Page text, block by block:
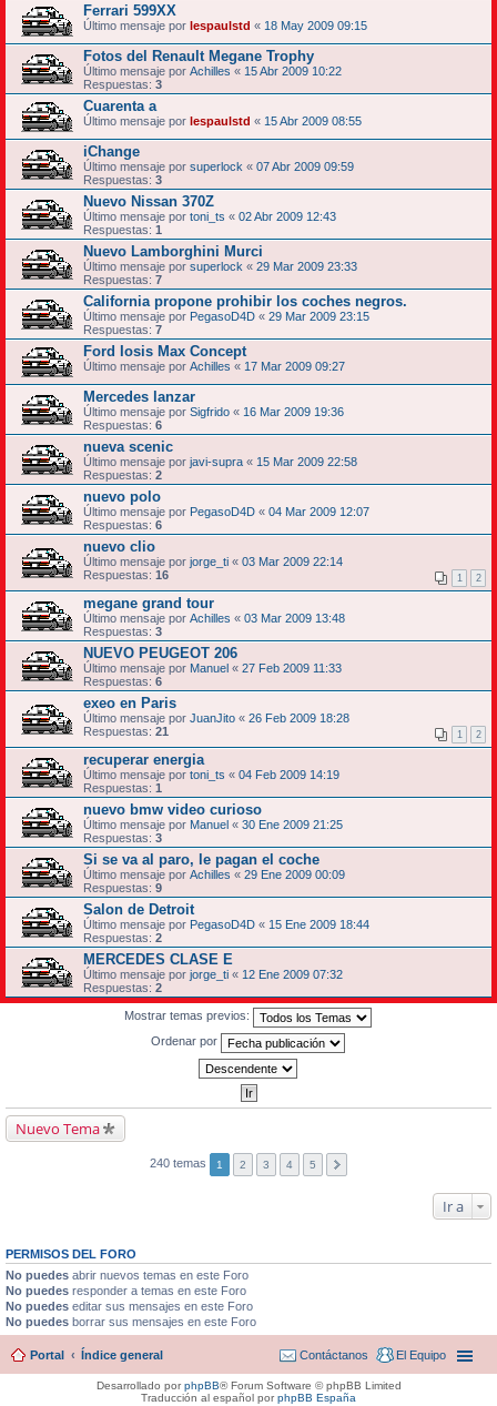
Ferrari 599XX
Último mensaje por lespaulstd « 18 May 2009 09:15
Fotos del Renault Megane Trophy
Último mensaje por Achilles « 15 Abr 2009 10:22
Respuestas: 3
Cuarenta a
Último mensaje por lespaulstd « 15 Abr 2009 08:55
iChange
Último mensaje por superlock « 07 Abr 2009 09:59
Respuestas: 3
Nuevo Nissan 370Z
Último mensaje por toni_ts « 02 Abr 2009 12:43
Respuestas: 1
Nuevo Lamborghini Murci
Último mensaje por superlock « 29 Mar 2009 23:33
Respuestas: 7
California propone prohibir los coches negros.
Último mensaje por PegasoD4D « 29 Mar 2009 23:15
Respuestas: 7
Ford Iosis Max Concept
Último mensaje por Achilles « 17 Mar 2009 09:27
Mercedes lanzar
Último mensaje por Sigfrido « 16 Mar 2009 19:36
Respuestas: 6
nueva scenic
Último mensaje por javi-supra « 15 Mar 2009 22:58
Respuestas: 2
nuevo polo
Último mensaje por PegasoD4D « 04 Mar 2009 12:07
Respuestas: 6
nuevo clio
Último mensaje por jorge_ti « 03 Mar 2009 22:14
Respuestas: 16 1 2
megane grand tour
Último mensaje por Achilles « 03 Mar 2009 13:48
Respuestas: 3
NUEVO PEUGEOT 206
Último mensaje por Manuel « 27 Feb 2009 11:33
Respuestas: 6
exeo en Paris
Último mensaje por JuanJito « 26 Feb 2009 18:28
Respuestas: 21 1 2
recuperar energia
Último mensaje por toni_ts « 04 Feb 2009 14:19
Respuestas: 1
nuevo bmw video curioso
Último mensaje por Manuel « 30 Ene 2009 21:25
Respuestas: 3
Si se va al paro, le pagan el coche
Último mensaje por Achilles « 29 Ene 2009 00:09
Respuestas: 9
Salon de Detroit
Último mensaje por PegasoD4D « 15 Ene 2009 18:44
Respuestas: 2
MERCEDES CLASE E
Último mensaje por jorge_ti « 12 Ene 2009 07:32
Respuestas: 2
Mostrar temas previos:
Ordenar por
Nuevo Tema
240 temas 1 2 3 4 5
Ir a
PERMISOS DEL FORO
No puedes abrir nuevos temas en este Foro
No puedes responder a temas en este Foro
No puedes editar sus mensajes en este Foro
No puedes borrar sus mensajes en este Foro
Portal Índice general El Equipo
Contáctanos
Desarrollado porphpBB® Forum Software © phpBB Limited
Traducción al español porphpBB España